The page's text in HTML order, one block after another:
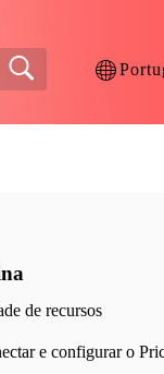
de recursos
e configurar o